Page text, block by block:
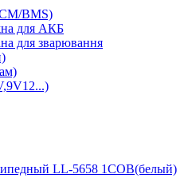
BMS)
для АКБ
для зварювання